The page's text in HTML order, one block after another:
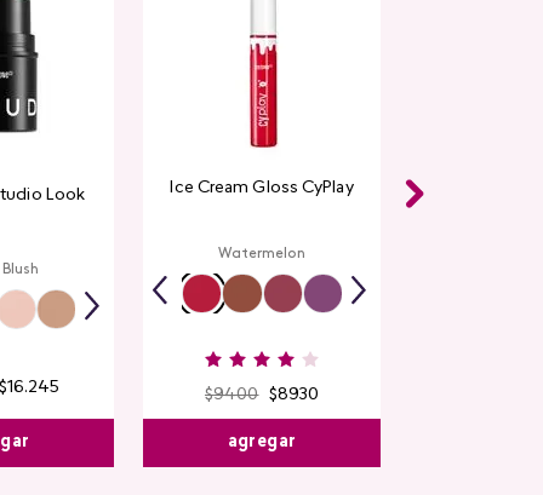
Look
$16.245
Ice Cream Gloss CyPlay
Watermelon
$9400 $8930
agregar